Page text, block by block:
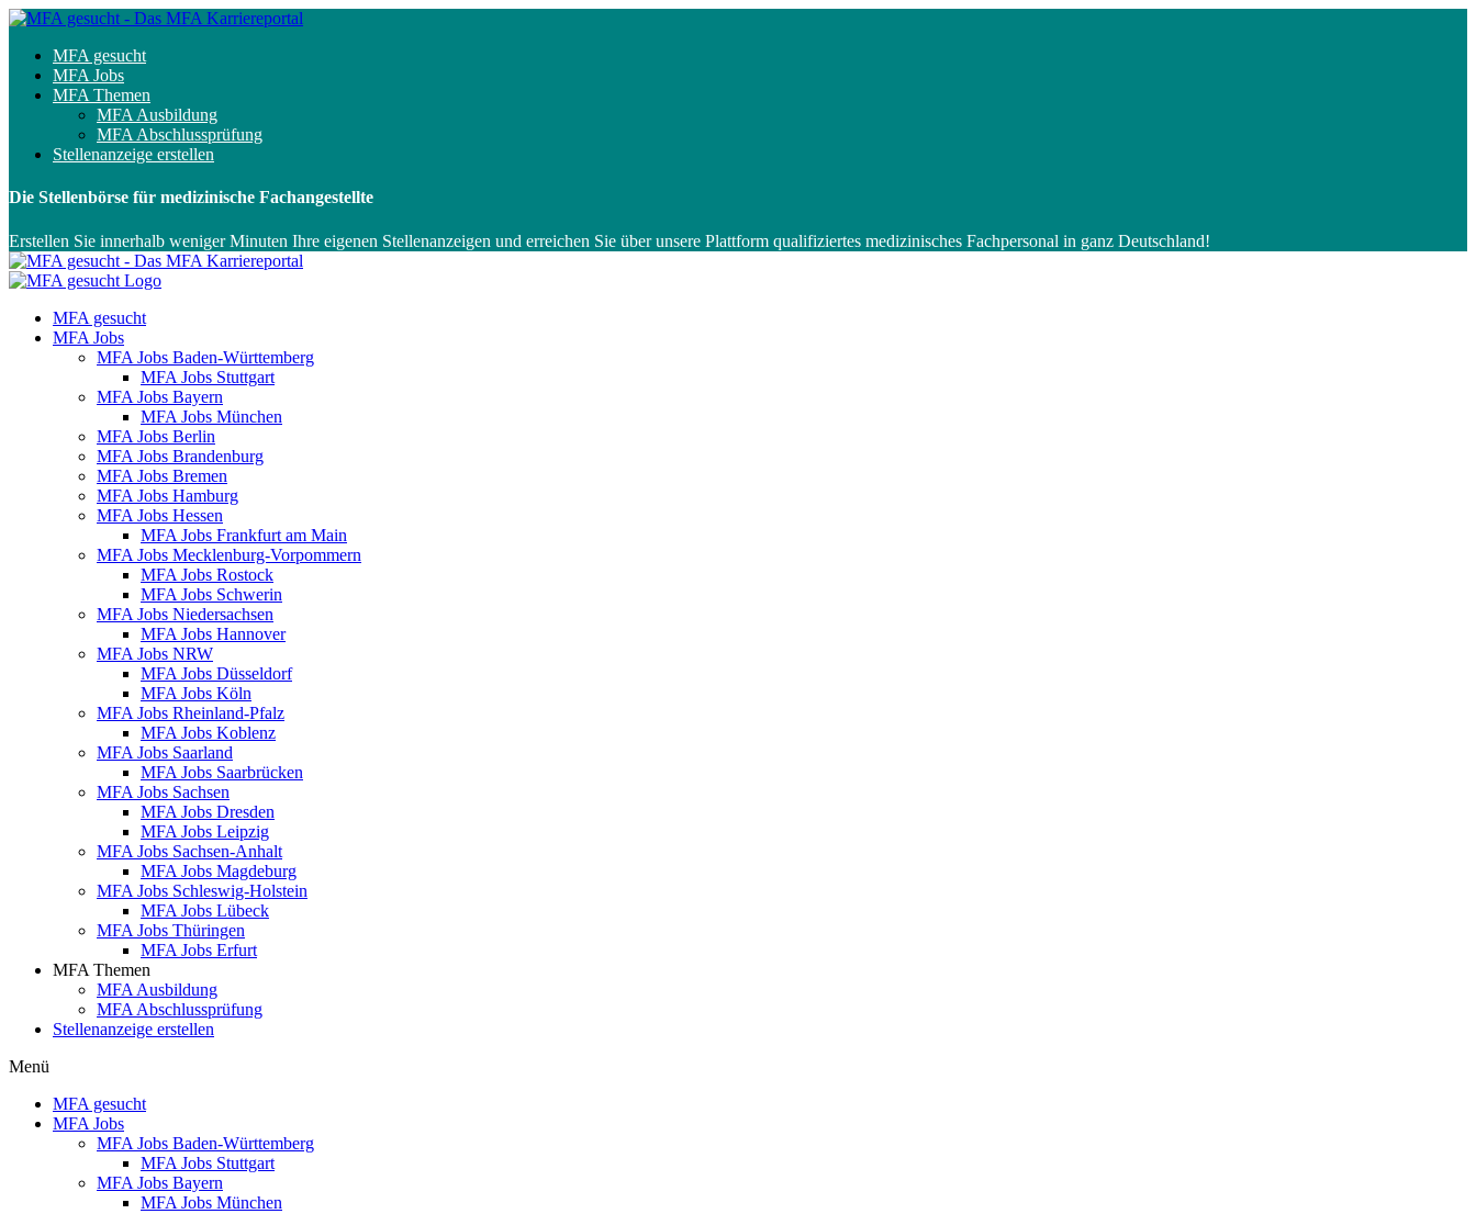
MFA gesucht
MFA Jobs
MFA Themen
MFA Ausbildung
MFA Abschlussprüfung
Stellenanzeige erstellen
Die Stellenbörse für medizinische Fachangestellte
Erstellen Sie innerhalb weniger Minuten Ihre eigenen Stellenanzeigen und erreichen Sie über unsere Plattform qualifiziertes medizinisches Fachpersonal in ganz Deutschland!
MFA gesucht
MFA Jobs
MFA Jobs Baden-Württemberg
MFA Jobs Stuttgart
MFA Jobs Bayern
MFA Jobs München
MFA Jobs Berlin
MFA Jobs Brandenburg
MFA Jobs Bremen
MFA Jobs Hamburg
MFA Jobs Hessen
MFA Jobs Frankfurt am Main
MFA Jobs Mecklenburg-Vorpommern
MFA Jobs Rostock
MFA Jobs Schwerin
MFA Jobs Niedersachsen
MFA Jobs Hannover
MFA Jobs NRW
MFA Jobs Düsseldorf
MFA Jobs Köln
MFA Jobs Rheinland-Pfalz
MFA Jobs Koblenz
MFA Jobs Saarland
MFA Jobs Saarbrücken
MFA Jobs Sachsen
MFA Jobs Dresden
MFA Jobs Leipzig
MFA Jobs Sachsen-Anhalt
MFA Jobs Magdeburg
MFA Jobs Schleswig-Holstein
MFA Jobs Lübeck
MFA Jobs Thüringen
MFA Jobs Erfurt
MFA Themen
MFA Ausbildung
MFA Abschlussprüfung
Stellenanzeige erstellen
Menü
MFA gesucht
MFA Jobs
MFA Jobs Baden-Württemberg
MFA Jobs Stuttgart
MFA Jobs Bayern
MFA Jobs München